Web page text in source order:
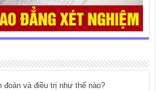
và điều trị như thế nào?